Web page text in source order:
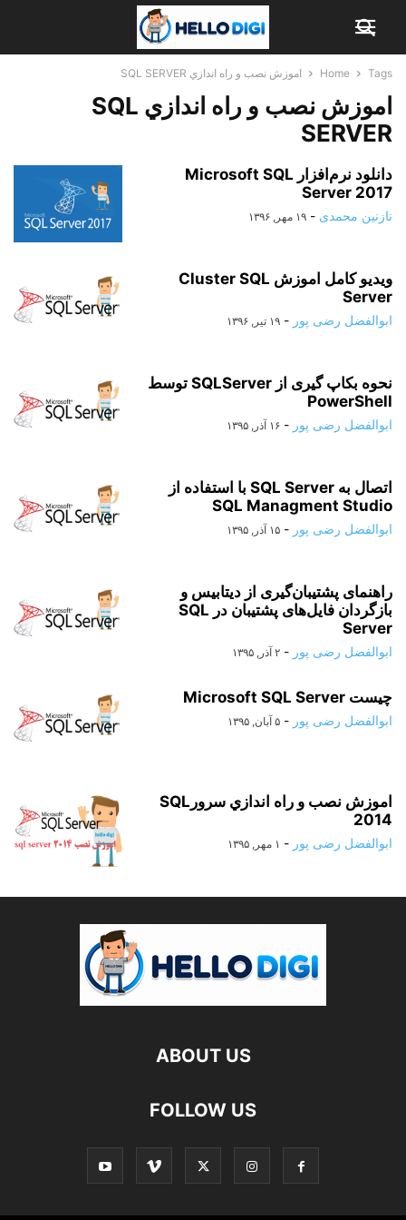
Home Tags اموزش ﻧﺼﺐ و راه اﻧﺪازي SQL SERVER
اموزش ﻧﺼﺐ و راه اﻧﺪازي SQL
SERVER
دانلود نرم‌افزار Microsoft SQL
Server 2017
نازنین محمدی - ۱۹ مهر, ۱۳۹۶
ویدیو کامل اموزش Cluster SQL
Server
ابوالفضل رضی پور - ۱۹ تیر, ۱۳۹۶
نحوه بکاپ گیری از SQLServer توسط
PowerShell
ابوالفضل رضی پور - ۱۶ آذر, ۱۳۹۵
اتصال به SQL Server با استفاده از
SQL Managment Studio
ابوالفضل رضی پور - ۱۵ آذر, ۱۳۹۵
راهنمای پشتیبان‌گیری از دیتابیس و
بازگردان فایل‌های پشتیبان در SQL
Server
ابوالفضل رضی پور - ۲ آذر, ۱۳۹۵
چیست Microsoft SQL Server
ابوالفضل رضی پور - ۵ آبان, ۱۳۹۵
اموزش ﻧﺼﺐ و راه اﻧﺪازي ﺳﺮورSQL
2014
ابوالفضل رضی پور - ۱ مهر, ۱۳۹۵
ABOUT US
FOLLOW US